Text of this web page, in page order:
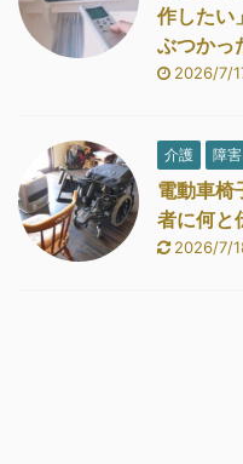
作したい
ぶつかっ
2026/7/
介護 障
電動車椅
者に何と
2026/7/